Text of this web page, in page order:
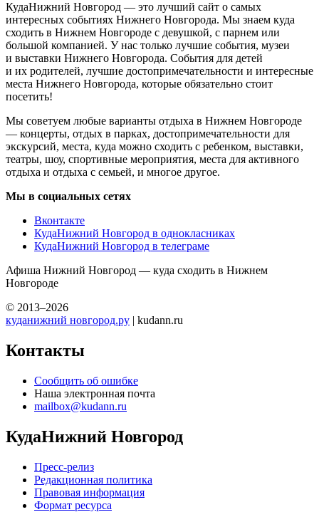
КудаНижний Новгород — это лучший сайт о самых
интересных событиях Нижнего Новгорода. Мы знаем куда
сходить в Нижнем Новгороде с девушкой, с парнем или
большой компанией. У нас только лучшие события, музеи
и выставки Нижнего Новгорода. События для детей
и их родителей, лучшие достопримечательности и интересные
места Нижнего Новгорода, которые обязательно стоит
посетить!
Мы советуем любые варианты отдыха в Нижнем Новгороде
— концерты, отдых в парках, достопримечательности для
экскурсий, места, куда можно сходить с ребенком, выставки,
театры, шоу, спортивные мероприятия, места для активного
отдыха и отдыха с семьей, и многое другое.
Мы в социальных сетях
Вконтакте
КудаНижний Новгород в однокласниках
КудаНижний Новгород в телеграме
Афиша Нижний Новгород — куда сходить в Нижнем
Новгороде
© 2013–2026
куданижний новгород.ру | kudann.ru
Контакты
Сообщить об ошибке
Наша электронная почта
mailbox@kudann.ru
КудаНижний Новгород
Пресс-релиз
Редакционная политика
Правовая информация
Формат ресурса